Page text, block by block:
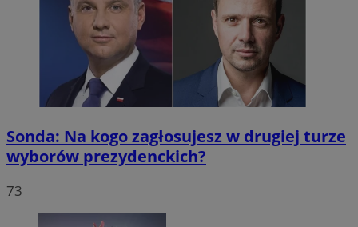
Sonda: Na kogo zagłosujesz w drugiej turze
wyborów prezydenckich?
73